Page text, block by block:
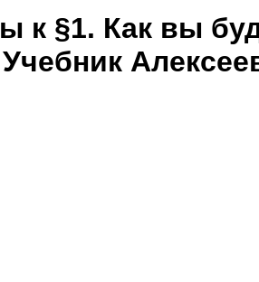
к §1. Как вы
Учебник